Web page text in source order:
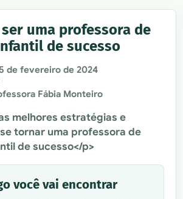
uma professora de
de sucesso
de fevereiro de 2024
Fábia Monteiro
melhores estratégias e
tornar uma professora de
de sucesso</p>
você vai encontrar